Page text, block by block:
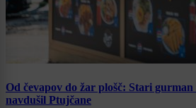
Od čevapov do žar plošč: Stari
navdušil Ptujčane